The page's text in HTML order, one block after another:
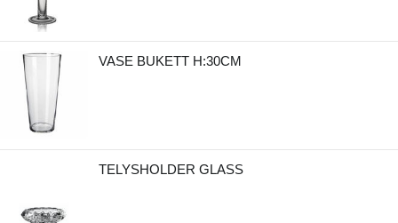
VASE BUKETT H:30CM
TELYSHOLDER GLASS